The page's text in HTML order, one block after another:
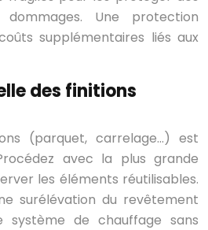
Une protection
supplémentaires liés aux
des finitions
(parquet, carrelage…) est
avec la plus grande
les éléments réutilisables.
surélévation du revêtement
système de chauffage sans